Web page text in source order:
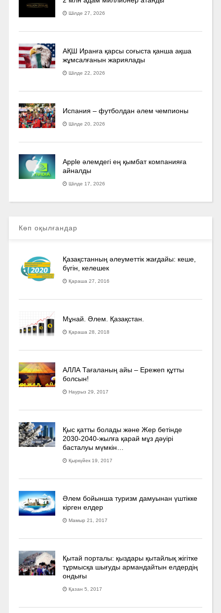
Шілде 27, 2026
АҚШ Иранға қарсы соғыста қанша ақша
жұмсалғанын жариялады
Шілде 22, 2026
Испания – футболдан әлем чемпионы
Шілде 20, 2026
Apple әлемдегі ең қымбат компанияға
айналды
Шілде 17, 2026
Көп оқылғандар
Қазақстанның әлеуметтік жағдайы: кеше,
бүгін, келешек
Қараша 27, 2016
Мұнай. Әлем. Қазақстан.
Қараша 28, 2018
АЛЛА Тағаланың айы – Ережеп құтты
болсын!
Наурыз 29, 2017
Қыс қатты болады және Жер бетінде
2030-2040­-жылға қарай мұз дәуірі
басталуы мүмкін…
Қыркүйек 19, 2017
Әлем бойынша туризм дамуынан үштікке
кірген елдер
Мамыр 21, 2017
Қытай порталы: қыздары қытайлық жігітке
тұрмысқа шығуды армандайтын елдердің
ондығы
Қазан 5, 2017